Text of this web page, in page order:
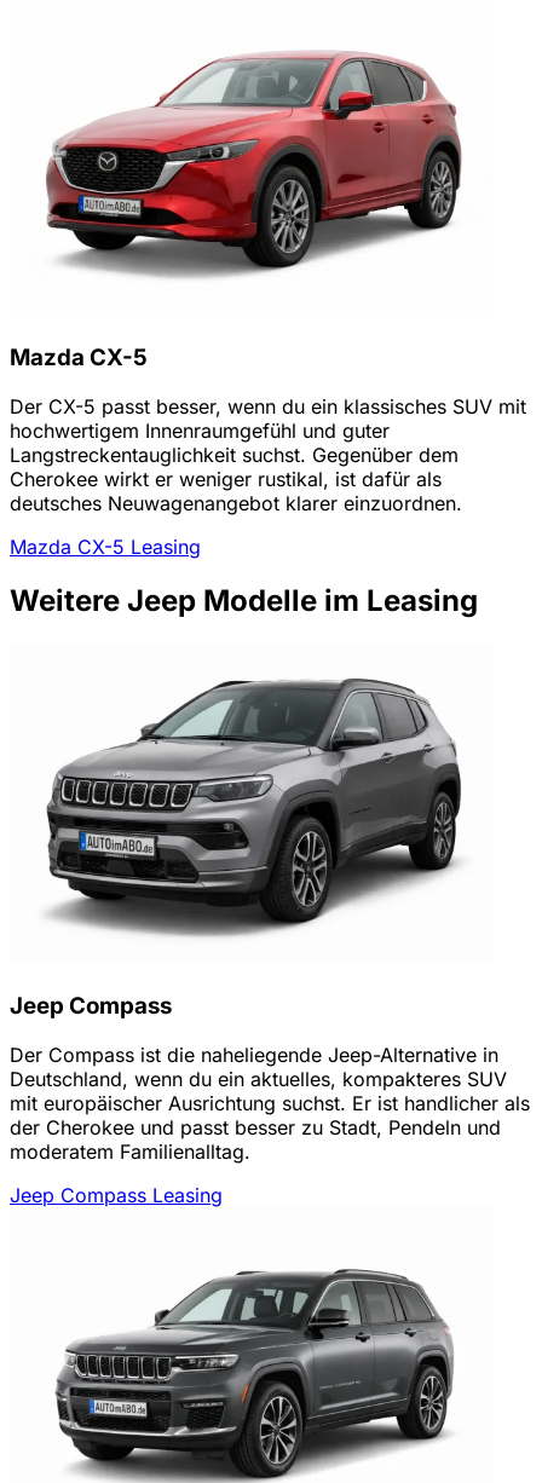
Mazda CX-5
Der CX-5 passt besser, wenn du ein klassisches SUV mit
hochwertigem Innenraumgefühl und guter
Langstreckentauglichkeit suchst. Gegenüber dem
Cherokee wirkt er weniger rustikal, ist dafür als
deutsches Neuwagenangebot klarer einzuordnen.
Mazda CX-5 Leasing
Weitere Jeep Modelle im Leasing
Jeep Compass
Der Compass ist die naheliegende Jeep-Alternative in
Deutschland, wenn du ein aktuelles, kompakteres SUV
mit europäischer Ausrichtung suchst. Er ist handlicher als
der Cherokee und passt besser zu Stadt, Pendeln und
moderatem Familienalltag.
Jeep Compass Leasing